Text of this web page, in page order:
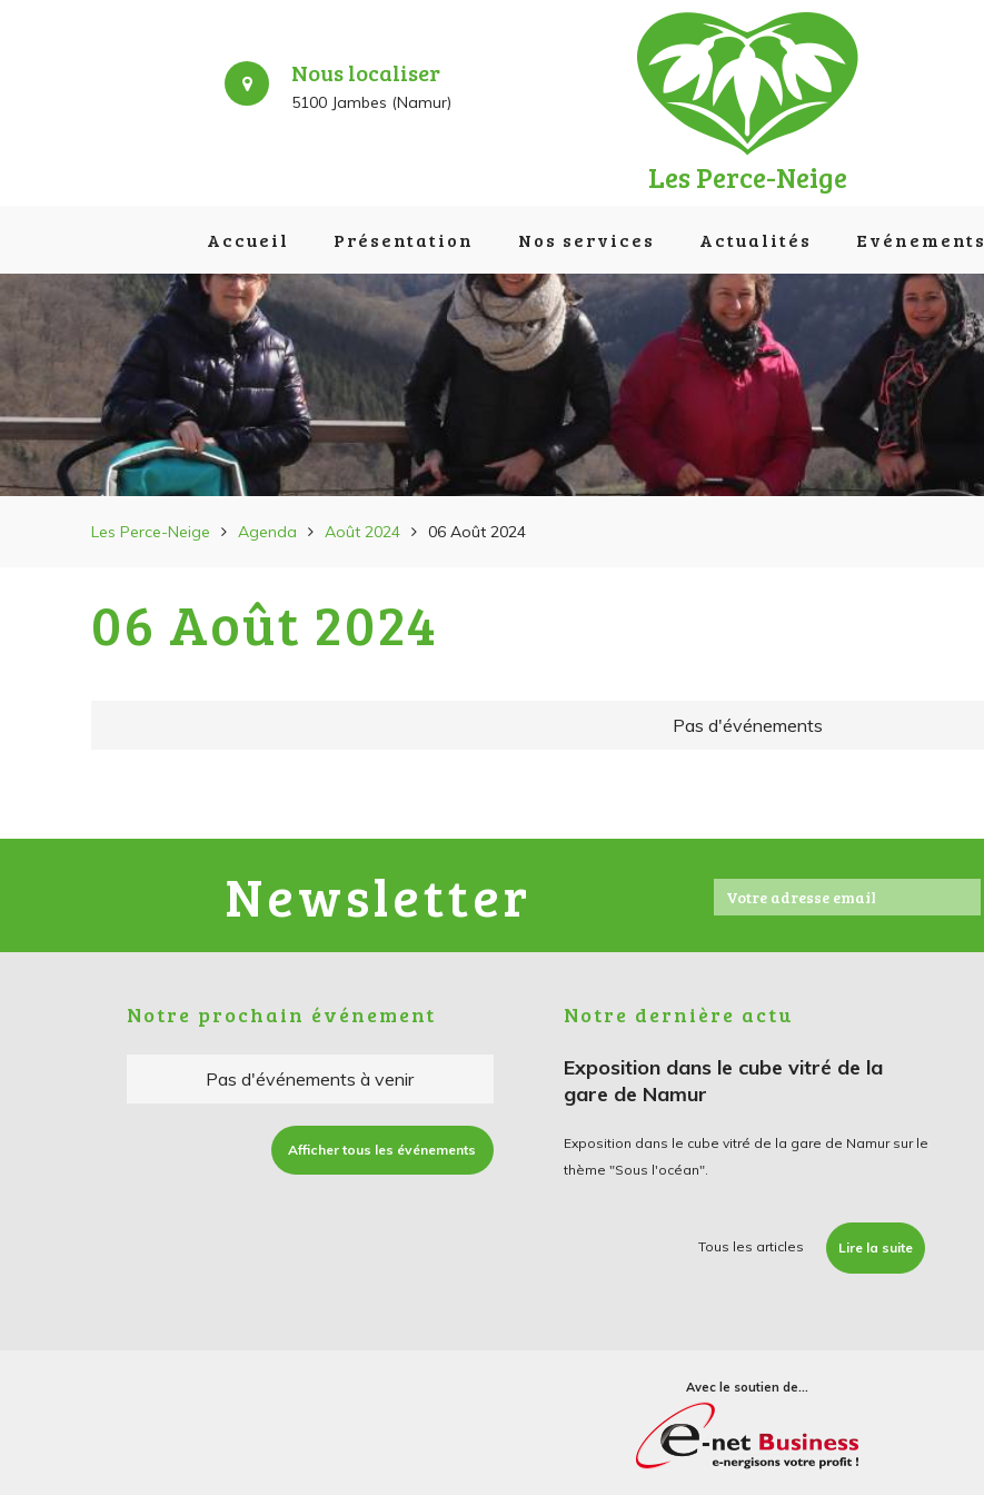
Les Perce-Neige
Nous localiser
5100 Jambes (Namur)
Accueil Présentation Nos services Actualités Evénements
Les Perce-Neige Agenda Août 2024 06 Août 2024
06 Août 2024
Pas d'événements
Newsletter
Notre prochain événement
Pas d'événements à venir
Afficher tous les événements
Notre dernière actu
Exposition dans le cube vitré de la
gare de Namur
Exposition dans le cube vitré de la gare de Namur sur le
thème "Sous l'océan".
Tous les articles Lire la suite
Avec le soutien de...